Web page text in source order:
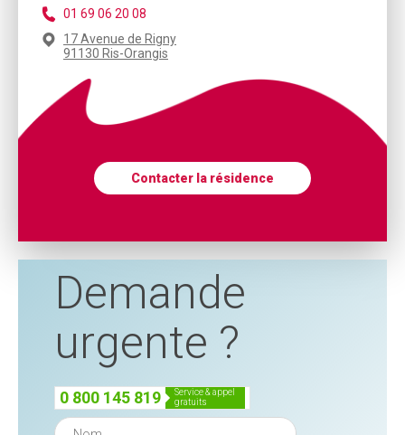
01 69 06 20 08
17 Avenue de Rigny
91130 Ris-Orangis
Contacter la résidence
Demande
urgente ?
0 800 145 819
service & appel
gratuits